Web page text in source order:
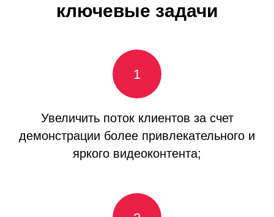
ключевые задачи
Увеличить поток клиентов за счет
демонстрации более привлекательного и
яркого видеоконтента;